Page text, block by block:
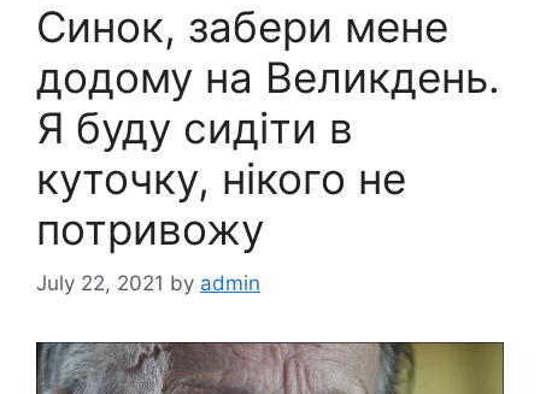
Синок, забери мене
додому на Великдень.
Я буду сидіти в
куточку, нікого не
потривожу
July 22, 2021 by admin